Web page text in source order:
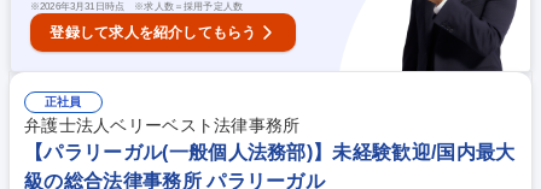
※2026年3月31日時点 ※求人数＝採用予定人数
登録して求人を紹介してもらう
正社員
弁護士法人ベリーベスト法律事務所
【パラリーガル(一般個人法務部)】未経験歓迎/国内最大
級の総合法律事務所 パラリーガル